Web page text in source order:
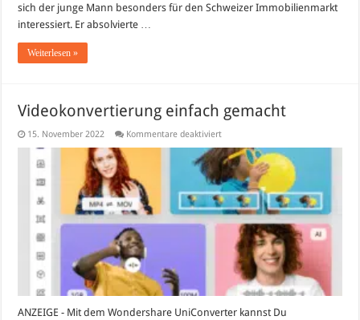
sich der junge Mann besonders für den Schweizer Immobilienmarkt
interessiert. Er absolvierte …
Weiterlesen »
Videokonvertierung einfach gemacht
15. November 2022 Kommentare deaktiviertfür
einfach
gemacht
ANZEIGE - Mit dem Wondershare UniConverter kannst Du